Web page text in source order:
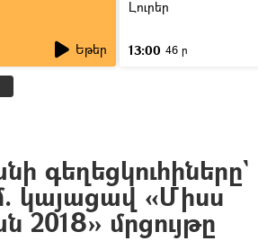
Եթեր
Լուրեր
13:00 46 ր
գեղեցկուհիները`
կայացավ «Միսս
2018» մրցույթը